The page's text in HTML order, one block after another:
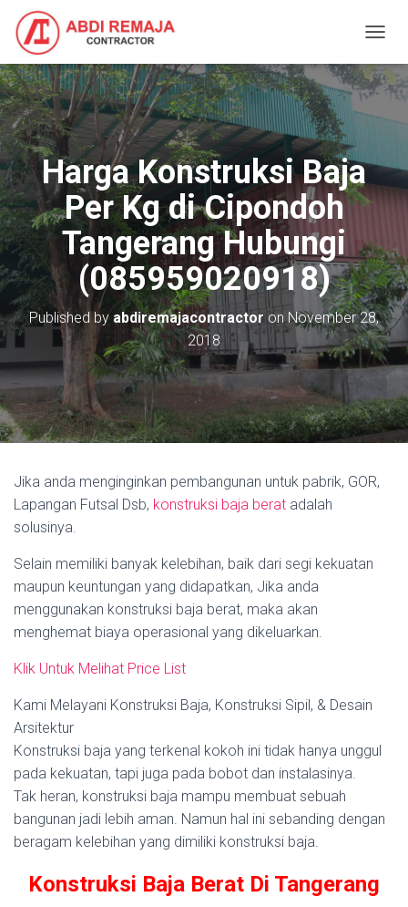
O
G
G
L
A
V
T
I
O
N
Harga Konstruksi Baja
Per Kg di Cipondoh
Tangerang Hubungi
(085959020918)
Published by abdiremajacontractoron November 28,
2018
Jika anda menginginkan pembangunan untuk pabrik, GOR,
Lapangan Futsal Dsb, konstruksi baja berat adalah
solusinya.
Selain memiliki banyak kelebihan, baik dari segi kekuatan
maupun keuntungan yang didapatkan, Jika anda
menggunakan konstruksi baja berat, maka akan
menghemat biaya operasional yang dikeluarkan.
Klik Untuk Melihat Price List
Kami Melayani Konstruksi Baja, Konstruksi Sipil, & Desain
Arsitektur
Konstruksi baja yang terkenal kokoh ini tidak hanya unggul
pada kekuatan, tapi juga pada bobot dan instalasinya.
Tak heran, konstruksi baja mampu membuat sebuah
bangunan jadi lebih aman. Namun hal ini sebanding dengan
beragam kelebihan yang dimiliki konstruksi baja.
Konstruksi Baja Berat Di Tangerang